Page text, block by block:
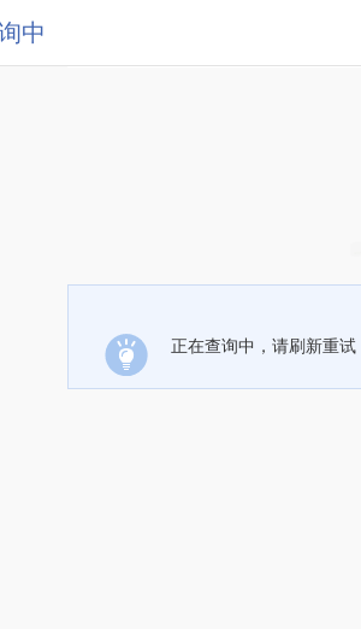
中
正在查询中，请刷新重试